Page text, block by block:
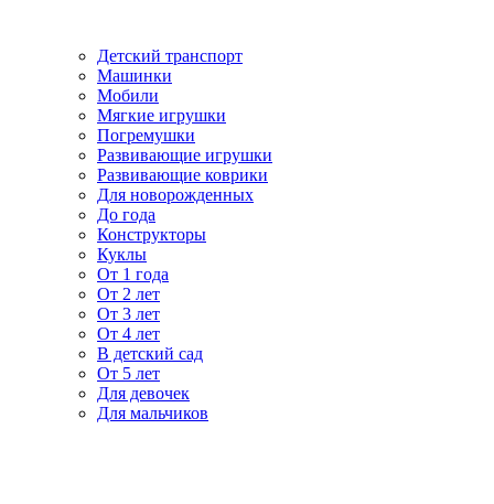
Детский транспорт
Машинки
Мобили
Мягкие игрушки
Погремушки
Развивающие игрушки
Развивающие коврики
Для новорожденных
До года
Конструкторы
Куклы
От 1 года
От 2 лет
От 3 лет
От 4 лет
В детский сад
От 5 лет
Для девочек
Для мальчиков